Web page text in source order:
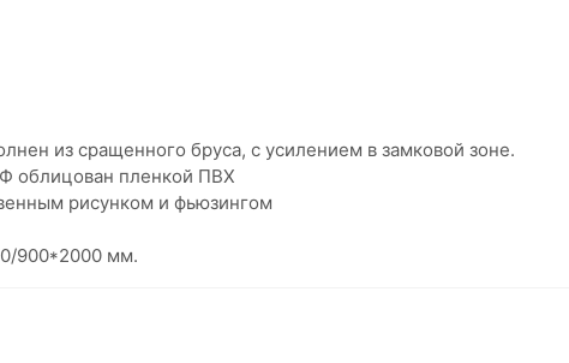
из сращенного бруса, с усилением в замковой зоне.
облицован пленкой ПВХ
рисунком и фьюзингом
900*2000 мм.